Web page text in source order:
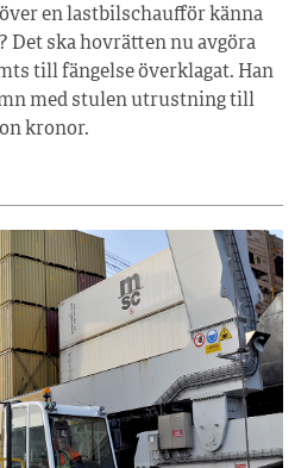
en lastbilschaufför känna
Det ska hovrätten nu avgöra
till fängelse överklagat. Han
med stulen utrustning till
kronor.